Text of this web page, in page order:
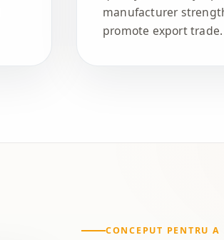
manufacturer
promote export trade.
CONCEPUT PENTRU